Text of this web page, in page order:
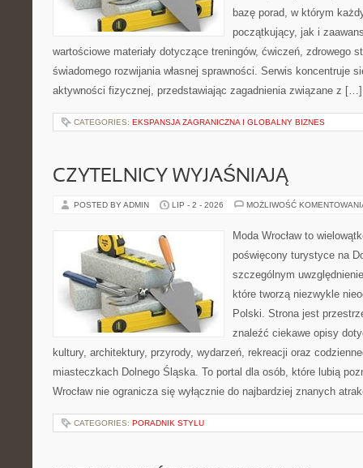
bazę porad, w którym
początkujący, jak i
wartościowe materiały dotyczące treningów, ćwiczeń, zdrowego
świadomego rozwijania własnej sprawności. Serwis koncentruje
aktywności fizycznej, przedstawiając zagadnienia związane z […]
CATEGORIES: EKSPANSJA ZAGRANICZNA I GLOBALNY BIZNES
CZYTELNICY WYJAŚNIAJĄ
POSTED BY ADMIN LIP - 2 - 2026 MOŻLIWOŚĆ
Moda Wrocław to
poświęcony turystyce na
szczególnym
które tworzą niezwykle
Polski. Strona jest
znaleźć ciekawe opisy
kultury, architektury, przyrody, wydarzeń, rekreacji oraz
miasteczkach Dolnego Śląska. To portal dla osób, które lubią
Wrocław nie ogranicza się wyłącznie do najbardziej znanych
CATEGORIES: PORADNIK STYLU